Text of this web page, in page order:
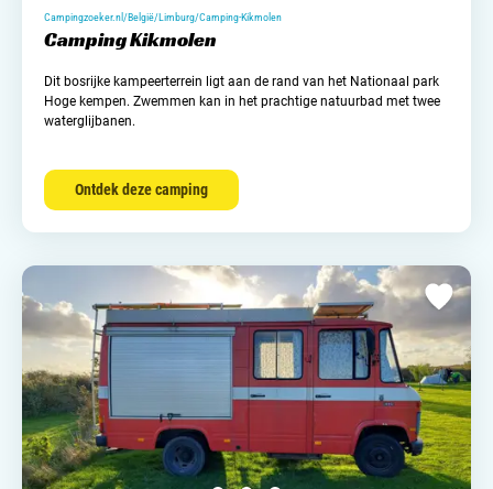
Campingzoeker.nl/België/Limburg/Camping-Kikmolen
Camping Kikmolen
Dit bosrijke kampeerterrein ligt aan de rand van het Nationaal park
Hoge kempen. Zwemmen kan in het prachtige natuurbad met twee
waterglijbanen.
Ontdek deze camping